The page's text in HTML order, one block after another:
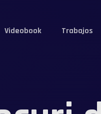
Videobook Trabajos